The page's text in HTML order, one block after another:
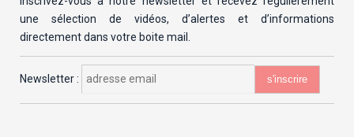
une sélection de vidéos, d’alertes et d’informations
directement dans votre boite mail.
Newsletter :